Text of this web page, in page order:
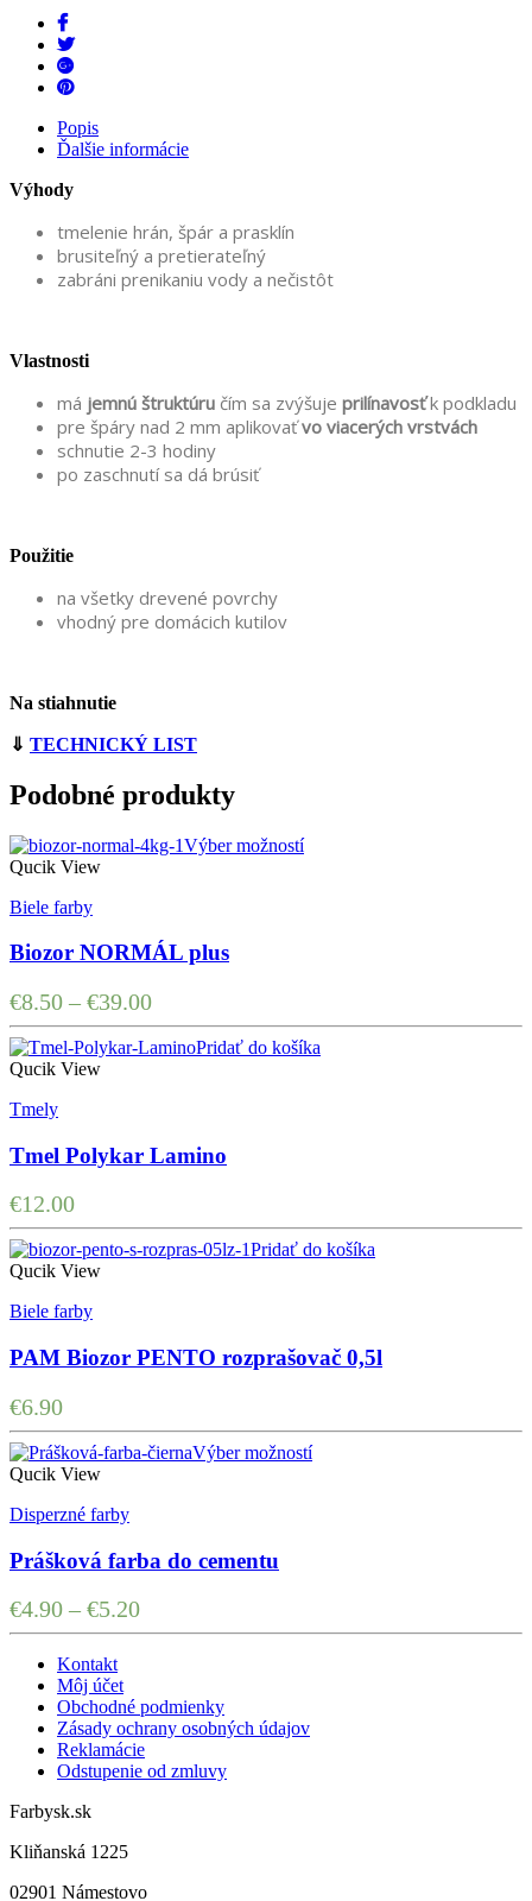
Popis
Ďalšie informácie
Výhody
tmelenie hrán, špár a prasklín
brusiteľný a pretierateľný
zabráni prenikaniu vody a nečistôt
Vlastnosti
má jemnú štruktúru čím sa zvýšuje prilínavosťk podkladu
pre špáry nad 2 mm aplikovaťvo viacerých vrstvách
schnutie 2-3 hodiny
po zaschnutí sa dá brúsiť
Použitie
na všetky drevené povrchy
vhodný pre domácich kutilov
Na stiahnutie
⇓ TECHNICKÝ LIST
Podobné produkty
Výber možností
Qucik View
Biele farby
Biozor NORMÁL plus
€8.50 – €39.00
Pridať do košíka
Qucik View
Tmely
Tmel Polykar Lamino
€12.00
Pridať do košíka
Qucik View
Biele farby
PAM Biozor PENTO rozprašovač 0,5l
€6.90
Výber možností
Qucik View
Disperzné farby
Prášková farba do cementu
€4.90 – €5.20
Kontakt
Môj účet
Obchodné podmienky
Zásady ochrany osobných údajov
Reklamácie
Odstupenie od zmluvy
Farbysk.sk
Kliňanská 1225
02901 Námestovo